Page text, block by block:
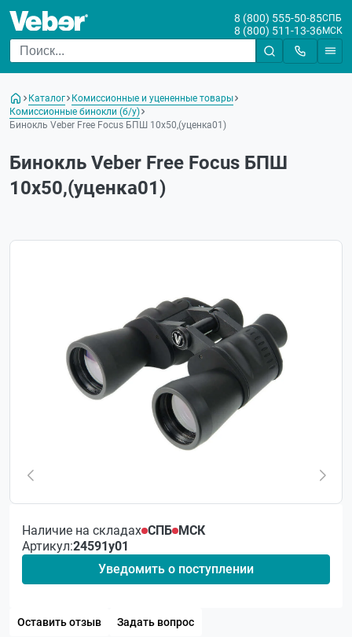
8 (800) 555-50-85СПБ
8 (800) 511-13-36МСК
Каталог
Комиссионные и уцененные товары
Комиссионные бинокли (б/у)
Бинокль Veber Free Focus БПШ 10x50,(уценка01)
Бинокль Veber Free Focus БПШ
10x50,(уценка01)
Наличие на складах СПБ МСК
Артикул:24591у01
Уведомить о поступлении
Оставить отзыв Задать вопрос